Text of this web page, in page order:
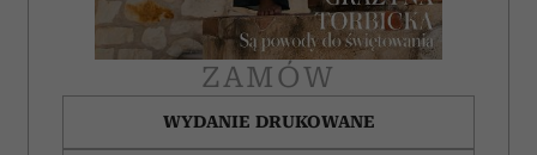
ZAMÓW
WYDANIE DRUKOWANE